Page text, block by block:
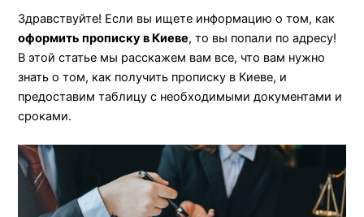
Здравствуйте! Если вы ищете информацию о том, как
оформить прописку в Киеве, то вы попали по адресу!
В этой статье мы расскажем вам все, что вам нужно
знать о том, как получить прописку в Киеве, и
предоставим таблицу с необходимыми документами и
сроками.